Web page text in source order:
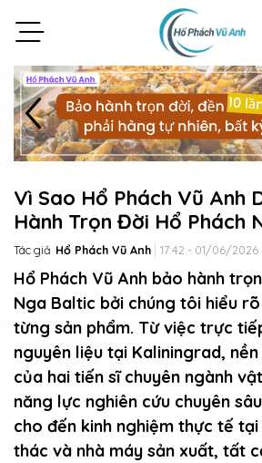
Vì Sao Hổ Phách Vũ Anh
Hành Trọn Đời Hổ Phách
Tác giả Hổ Phách Vũ Anh 17:42 - 01/06/2026
Hổ Phách Vũ Anh bảo hành
Nga Baltic bởi chúng tôi hiểu
từng sản phẩm. Từ việc trực
nguyên liệu tại Kaliningrad,
của hai tiến sĩ chuyên ngành
năng lực nghiên cứu chuyên
cho đến kinh nghiệm thực tế
thác và nhà máy sản xuất, tất